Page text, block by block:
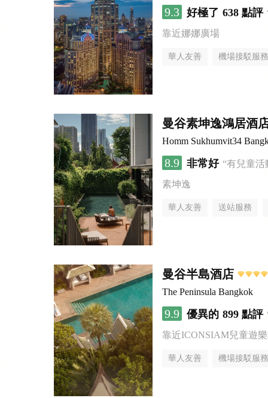
9.3 好極了 638 點評
靠近娜娜廣場
華人友善 機場接駁服務
曼谷素坤逸鴻居酒
Homm Sukhumvit34
8.9 非常好 “有兒童
素坤逸
華人友善 送站服務
曼谷半島酒店
The Peninsula Bangkok
9.9 優異的 899 點評
靠近ICONSIAM兒童遊
華人友善 機場接駁服務